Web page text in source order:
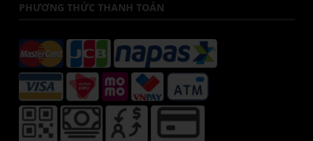
PHƯƠNG THỨC THANH TOÁN